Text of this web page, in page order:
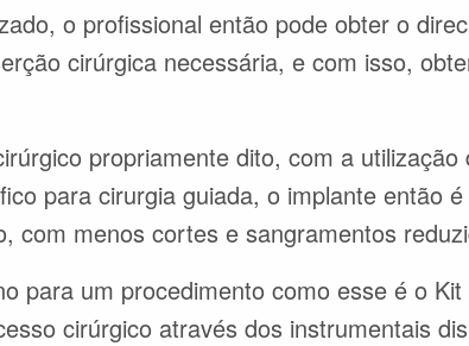
o profissional então pode obter o
cirúrgica necessária, e com isso,
propriamente dito, com a utilização
para cirurgia guiada, o implante então
com menos cortes e sangramentos
para um procedimento como esse é o Kit
cirúrgico através dos instrumentais